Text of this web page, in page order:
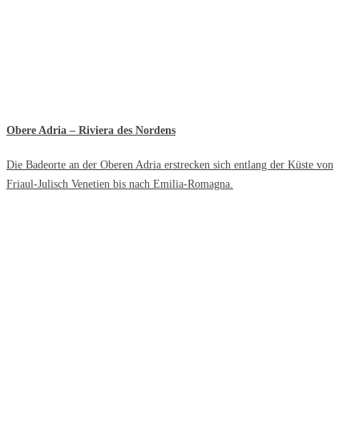
Obere Adria – Riviera des Nordens
Die Badeorte an der Oberen Adria erstrecken sich entlang der Küste von
Friaul-Julisch Venetien bis nach Emilia-Romagna.